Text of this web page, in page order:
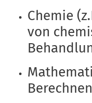
Chemie
von